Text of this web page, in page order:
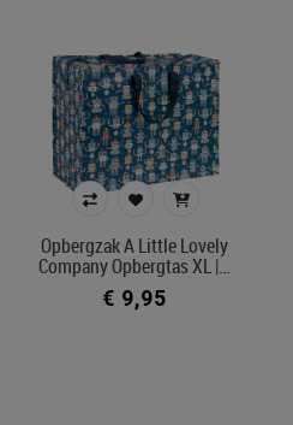
Opbergzak A Little Lovely
Company Opbergtas XL |…
€ 9,95